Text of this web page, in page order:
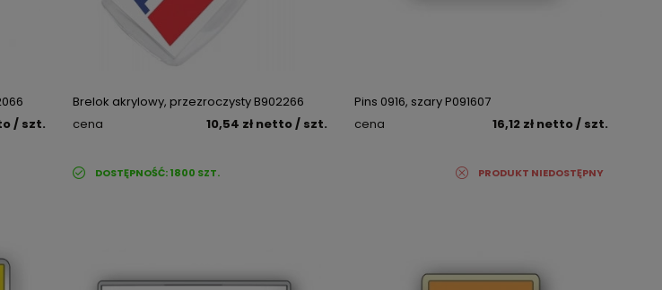
/ szt.
Brelok akrylowy, przezroczysty B902266
cena
10,54 złnetto/ szt.
DOSTĘPNOŚĆ:1800 SZT.
Pins 0916, szary P091607
cena
16,12 złnetto/ szt.
PRODUKT NIEDOSTĘPNY